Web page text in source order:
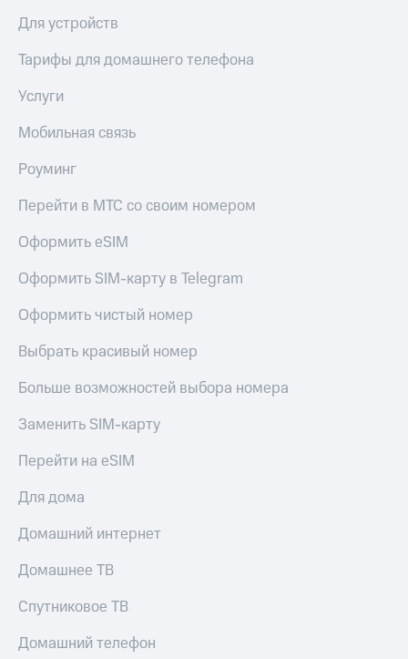
Для устройств
Тарифы для домашнего телефона
Услуги
Мобильная связь
Роуминг
Перейти в МТС со своим номером
Оформить eSIM
Оформить SIM-карту в Telegram
Оформить чистый номер
Выбрать красивый номер
Больше возможностей выбора номера
Заменить SIM-карту
Перейти на eSIM
Для дома
Домашний интернет
Домашнее ТВ
Спутниковое ТВ
Домашний телефон